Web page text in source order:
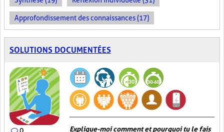
Approfondissement des connaissances (17)
SOLUTIONS DOCUMENTÉES
0 Explique-moi comment et pourquoi tu le fais